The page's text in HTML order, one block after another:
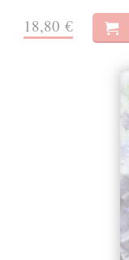
18,80 €